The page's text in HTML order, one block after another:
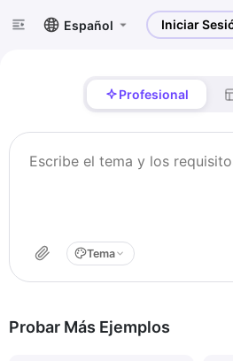
Español Iniciar
Profesional
Tema
Probar Más Ejemplos